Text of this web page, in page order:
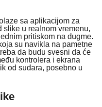
sa aplikacijom za
slike u realnom vremenu,
pritiskom na dugme.
su navikla na pametne
da budu svesni da će
kontrolera i ekrana
od sudara, posebno u